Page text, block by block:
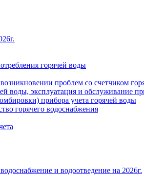
горячей воды
проблем со счетчиком
воды, эксплуатация и обслуживание
прибора учета горячей воды
горячего водоснабжения
и водоотведение на 2026г.